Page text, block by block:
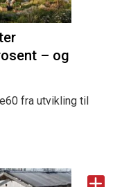
– og
fra utvikling til